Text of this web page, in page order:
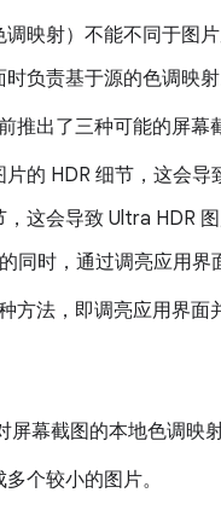
映射）不能不同于图片
负责基于源的色调映射
推出了三种可能的屏幕
的 HDR 细节，这会导
这会导致 Ultra HDR 图
同时，通过调亮应用界
方法，即调亮应用界面
屏幕截图的本地色调映
个较小的图片。